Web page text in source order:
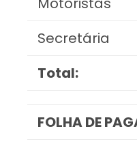
Secretária
Total:
FOLHA DE